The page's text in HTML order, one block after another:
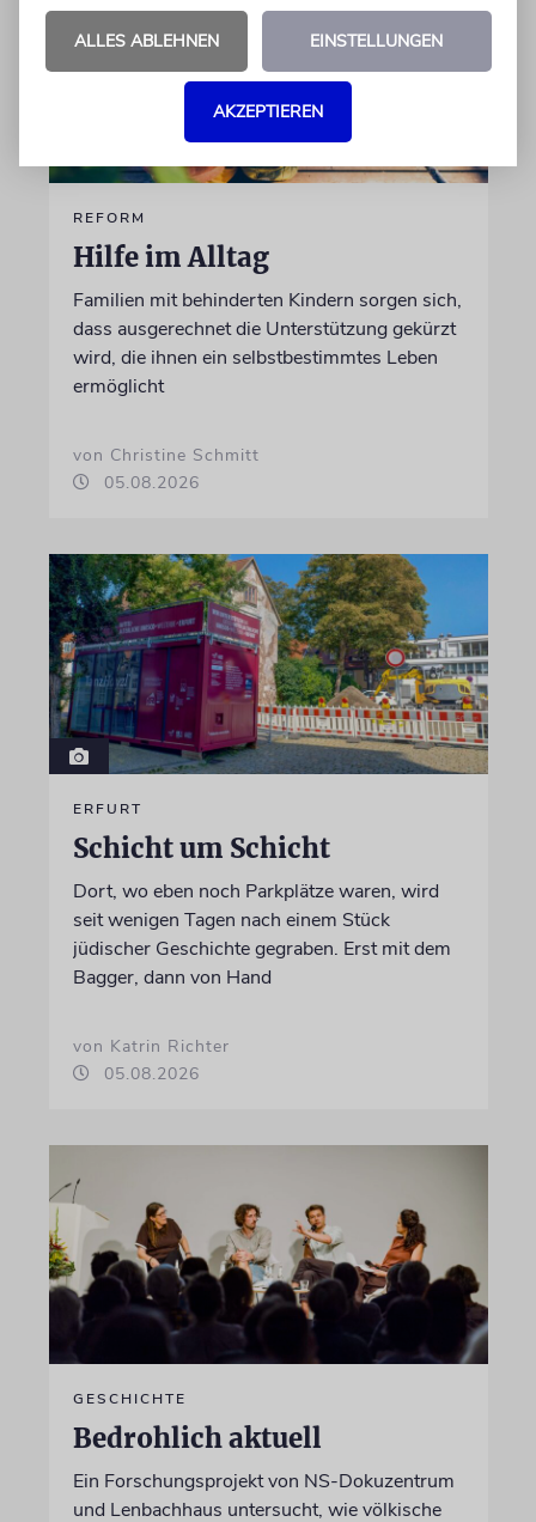
REFORM
Hilfe im Alltag
Familien mit behinderten Kindern sorgen sich,
dass ausgerechnet die Unterstützung gekürzt
wird, die ihnen ein selbstbestimmtes Leben
ermöglicht
von Christine Schmitt
05.08.2026
ERFURT
Schicht um Schicht
Dort, wo eben noch Parkplätze waren, wird
seit wenigen Tagen nach einem Stück
jüdischer Geschichte gegraben. Erst mit dem
Bagger, dann von Hand
von Katrin Richter
05.08.2026
GESCHICHTE
Bedrohlich aktuell
Ein Forschungsprojekt von NS-Dokuzentrum
und Lenbachhaus untersucht, wie völkische
ALLES ABLEHNEN EINSTELLUNGEN
AKZEPTIEREN